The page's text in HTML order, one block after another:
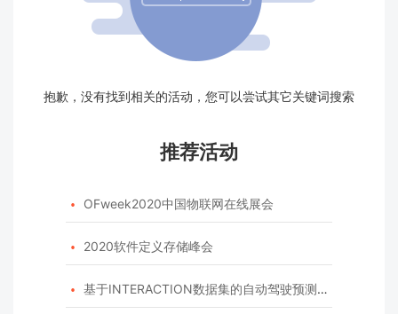
抱歉，没有找到相关的活动，您可以尝试其它关键词搜索
推荐活动
 OFweek2020中国物联网在线展会
 2020软件定义存储峰会
 基于INTERACTION数据集的自动驾驶预测模型挑战赛